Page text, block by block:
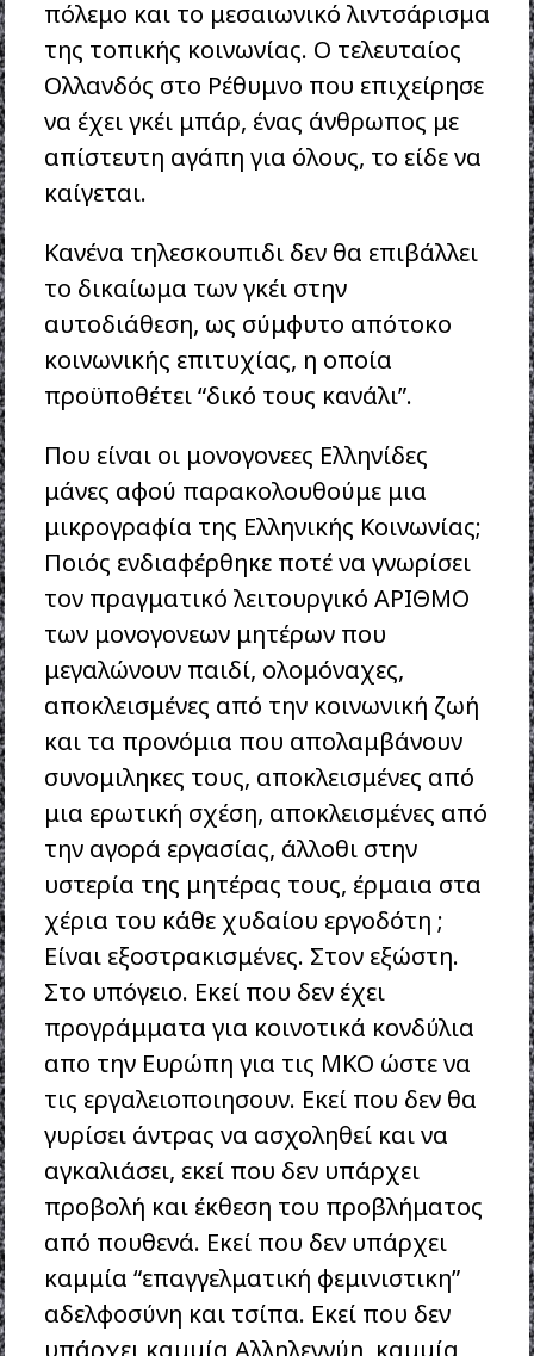
πόλεμο και το μεσαιωνικό λιντσάρισμα
της τοπικής κοινωνίας. Ο τελευταίος
Ολλανδός στο Ρέθυμνο που επιχείρησε
να έχει γκέι μπάρ, ένας άνθρωπος με
απίστευτη αγάπη για όλους, το είδε να
καίγεται.
Κανένα τηλεσκουπιδι δεν θα επιβάλλει
το δικαίωμα των γκέι στην
αυτοδιάθεση, ως σύμφυτο απότοκο
κοινωνικής επιτυχίας, η οποία
προϋποθέτει “δικό τους κανάλι”.
Που είναι οι μονογονεες Ελληνίδες
μάνες αφού παρακολουθούμε μια
μικρογραφία της Ελληνικής Κοινωνίας;
Ποιός ενδιαφέρθηκε ποτέ να γνωρίσει
τον πραγματικό λειτουργικό ΑΡΙΘΜΟ
των μονογονεων μητέρων που
μεγαλώνουν παιδί, ολομόναχες,
αποκλεισμένες από την κοινωνική ζωή
και τα προνόμια που απολαμβάνουν
συνομιληκες τους, αποκλεισμένες από
μια ερωτική σχέση, αποκλεισμένες από
την αγορά εργασίας, άλλοθι στην
υστερία της μητέρας τους, έρμαια στα
χέρια του κάθε χυδαίου εργοδότη ;
Είναι εξοστρακισμένες. Στον εξώστη.
Στο υπόγειο. Εκεί που δεν έχει
προγράμματα για κοινοτικά κονδύλια
απο την Ευρώπη για τις ΜΚΟ ώστε να
τις εργαλειοποιησουν. Εκεί που δεν θα
γυρίσει άντρας να ασχοληθεί και να
αγκαλιάσει, εκεί που δεν υπάρχει
προβολή και έκθεση του προβλήματος
από πουθενά. Εκεί που δεν υπάρχει
καμμία “επαγγελματική φεμινιστικη”
αδελφοσύνη και τσίπα. Εκεί που δεν